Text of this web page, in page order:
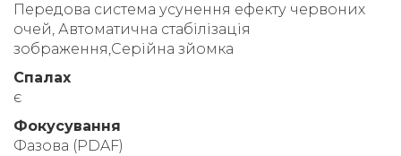
Передова система усунення ефекту червоних
очей, Автоматична стабілізація
зображення,Серійна зйомка
Спалах
є
Фокусування
Фазова (PDAF)